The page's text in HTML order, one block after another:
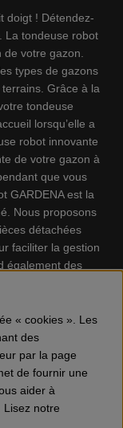
doigt ! Détendez-
La tondeuse robot
votre gazon.
types de gazons
Grâce à la
tondeuse
lorsqu’elle a
robot innovante
de votre gazon à
que vous
GARDENA est la
Nous proposons
détachées
faciliter la gestion
également des
Taille haies,
Nettoyeurs
Haches, Outils
ETC.
« cookies ». Les
des
par la page
de fournir une
aider à
Lisez notre